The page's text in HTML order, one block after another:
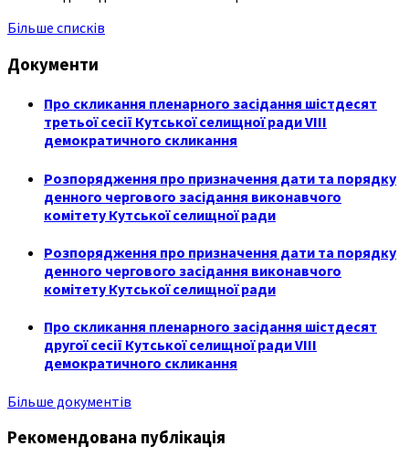
Більше списків
Документи
Про скликання пленарного засідання шістдесят
третьої сесії Кутської селищної ради VIII
демократичного скликання
Розпорядження про призначення дати та порядку
денного чергового засідання виконавчого
комітету Кутської селищної ради
Розпорядження про призначення дати та порядку
денного чергового засідання виконавчого
комітету Кутської селищної ради
Про скликання пленарного засідання шістдесят
другої сесії Кутської селищної ради VIII
демократичного скликання
Більше документів
Рекомендована публікація